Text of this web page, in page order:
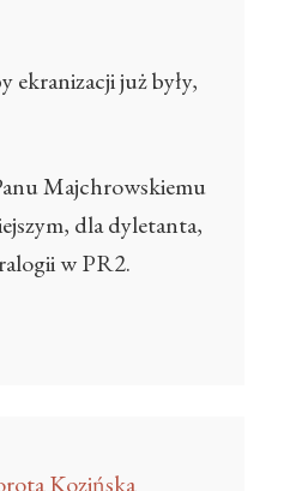
ekranizacji już były,
Majchrowskiemu
dla dyletanta,
w PR2.
Kozińska